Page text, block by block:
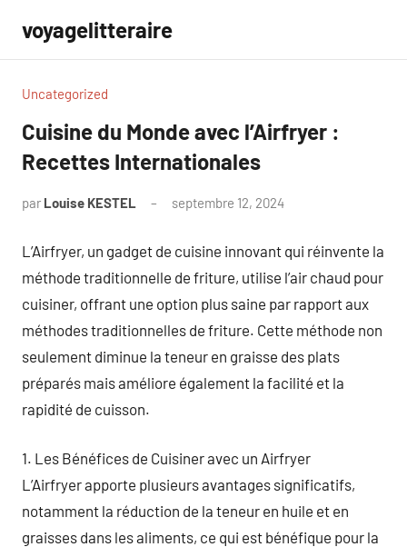
contenu
voyagelitteraire
Uncategorized
Cuisine du Monde avec l’Airfryer :
Recettes Internationales
par Louise KESTEL septembre 12, 2024
L’Airfryer, un gadget de cuisine innovant qui réinvente la
méthode traditionnelle de friture, utilise l’air chaud pour
cuisiner, offrant une option plus saine par rapport aux
méthodes traditionnelles de friture. Cette méthode non
seulement diminue la teneur en graisse des plats
préparés mais améliore également la facilité et la
rapidité de cuisson.
1. Les Bénéfices de Cuisiner avec un Airfryer
L’Airfryer apporte plusieurs avantages significatifs,
notamment la réduction de la teneur en huile et en
graisses dans les aliments, ce qui est bénéfique pour la